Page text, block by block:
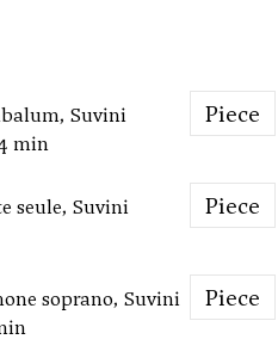
Suvini
min
Piece
seule, Suvini
Piece
soprano, Suvini
Piece